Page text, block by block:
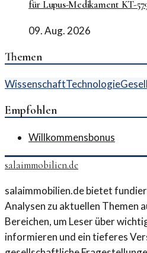
für Lupus-Medikament KT-
09. Aug. 2026
Themen
WissenschaftTechnologie
Empfohlen
Willkommensbonus
salaimmobilien.de
salaimmobilien.de bietet
Analysen zu aktuellen Themen
Bereichen, um Leser über
informieren und ein tieferes